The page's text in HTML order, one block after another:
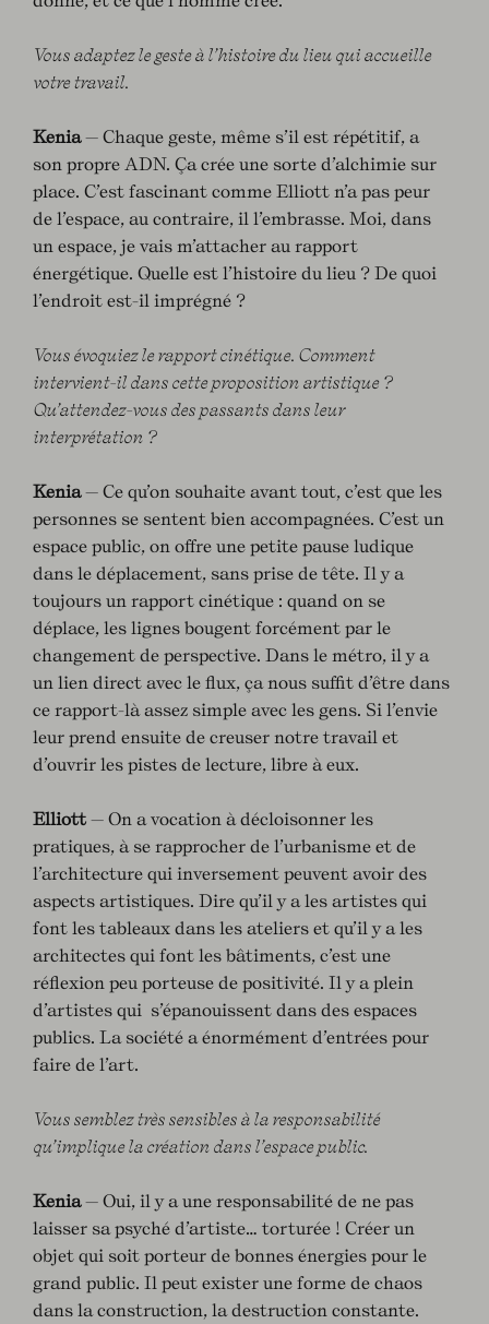
Vous adaptez le geste à l’histoire du lieu qui accueille
votre travail.
Kenia— Chaque geste, même s’il est répétitif, a
son propre ADN. Ça crée une sorte d’alchimie sur
place. C’est fascinant comme Elliott n’a pas peur
de l’espace, au contraire, il l’embrasse. Moi, dans
un espace, je vais m’attacher au rapport
énergétique. Quelle est l’histoire du lieu ? De quoi
l’endroit est-il imprégné ?
Vous évoquiez le rapport cinétique. Comment
intervient-il dans cette proposition artistique ?
Qu’attendez-vous des passants dans leur
interprétation ?
Kenia— Ce qu’on souhaite avant tout, c’est que les
personnes se sentent bien accompagnées. C’est un
espace public, on offre une petite pause ludique
dans le déplacement, sans prise de tête. Il y a
toujours un rapport cinétique : quand on se
déplace, les lignes bougent forcément par le
changement de perspective. Dans le métro, il y a
un lien direct avec le flux, ça nous suffit d’être dans
ce rapport-là assez simple avec les gens. Si l’envie
leur prend ensuite de creuser notre travail et
d’ouvrir les pistes de lecture, libre à eux.
Elliott — On a vocation à décloisonner les
pratiques, à se rapprocher de l’urbanisme et de
l’architecture qui inversement peuvent avoir des
aspects artistiques. Dire qu’il y a les artistes qui
font les tableaux dans les ateliers et qu’il y a les
architectes qui font les bâtiments, c’est une
réflexion peu porteuse de positivité. Il y a plein
d’artistes qui s’épanouissent dans des espaces
publics. La société a énormément d’entrées pour
faire de l’art.
Vous semblez très sensibles à la responsabilité
qu’implique la création dans l’espace public.
Kenia— Oui, il y a une responsabilité de ne pas
laisser sa psyché d’artiste… torturée ! Créer un
objet qui soit porteur de bonnes énergies pour le
grand public. Il peut exister une forme de chaos
dans la construction, la destruction constante.